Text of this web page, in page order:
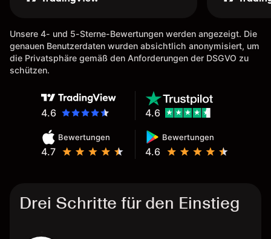
Unsere 4- und 5-Sterne-Bewertungen werden angezeigt. Die
genauen Benutzerdaten wurden absichtlich anonymisiert, um
die Privatsphäre gemäß den Anforderungen der DSGVO zu
schützen.
4.6
Bewertungen
4.7
Bewertungen
4.6
4.6
Drei Schritte für den Einstieg